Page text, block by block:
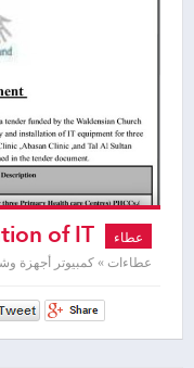
عطاء of IT
Health
Care Centers
عطاءات » كمبيوتر أجهزة